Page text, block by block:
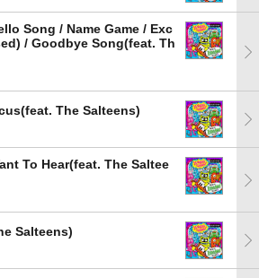
Song / Name Game / Exc
/ Goodbye Song(feat. Th
The Salteens)
To Hear(feat. The Saltee
Salteens)